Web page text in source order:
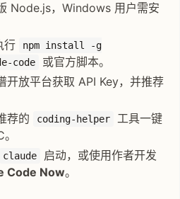
Node.js，Windows 用户需安
行
npm install -g
code
或官方脚本。
开放平台获取 API Key，并推荐
荐的 coding-helper
工具一键
claude
启动，或使用作者开发
Code Now。